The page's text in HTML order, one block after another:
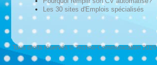
Les 30 sites d'Emplois spécialisés
Tous droits réservés © Techno-Communication 2026